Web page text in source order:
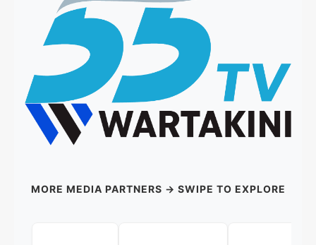
MORE MEDIA PARTNERS → SWIPE TO EXPLORE